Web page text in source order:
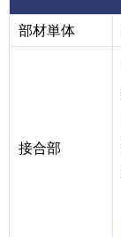
部材単体
接合部